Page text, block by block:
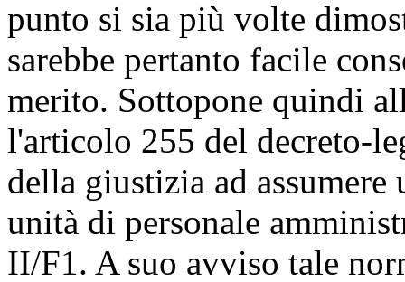
punto si sia più volte
sarebbe pertanto facile
merito. Sottopone quindi
l'articolo 255 del decreto-
della giustizia ad
unità di personale
II/F1. A suo avviso tale